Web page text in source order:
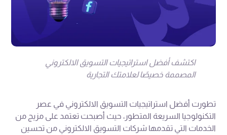
اكتشف أفضل استراتيجيات التسويق الالكتروني
المصممة خصيصًا لعلامتك التجارية
تطورت أفضل استراتيجيات التسويق الالكتروني في عصر
التكنولوجيا السريعة المتطور، حيث أصبحت تعتمد على مزيج من
الخدمات التي تقدمها شركات التسويق الالكتروني من تحسين